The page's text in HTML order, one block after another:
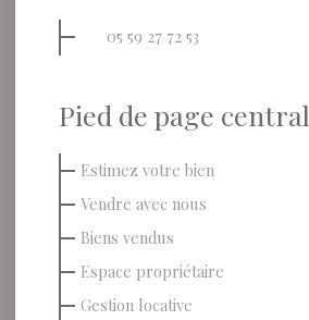
05 59 27 72 53
Pied de page central
Estimez votre bien
Vendre avec nous
Biens vendus
Espace propriétaire
Gestion locative